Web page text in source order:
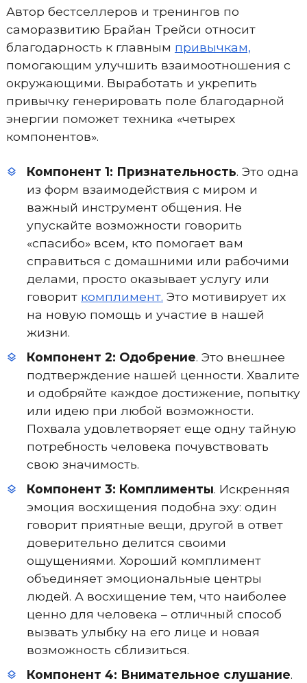
Автор бестселлеров и тренингов по
саморазвитию Брайан Трейси относит
благодарность к главным привычкам,
помогающим улучшить взаимоотношения с
окружающими. Выработать и укрепить
привычку генерировать поле благодарной
энергии поможет техника «четырех
компонентов».
Компонент 1: Признательность. Это одна
из форм взаимодействия с миром и
важный инструмент общения. Не
упускайте возможности говорить
«спасибо» всем, кто помогает вам
справиться с домашними или рабочими
делами, просто оказывает услугу или
говорит комплимент. Это мотивирует их
на новую помощь и участие в нашей
жизни.
Компонент 2: Одобрение. Это внешнее
подтверждение нашей ценности. Хвалите
и одобряйте каждое достижение, попытку
или идею при любой возможности.
Похвала удовлетворяет еще одну тайную
потребность человека почувствовать
свою значимость.
Компонент 3: Комплименты. Искренняя
эмоция восхищения подобна эху: один
говорит приятные вещи, другой в ответ
доверительно делится своими
ощущениями. Хороший комплимент
объединяет эмоциональные центры
людей. А восхищение тем, что наиболее
ценно для человека – отличный способ
вызвать улыбку на его лице и новая
возможность сблизиться.
Компонент 4: Внимательное слушание.